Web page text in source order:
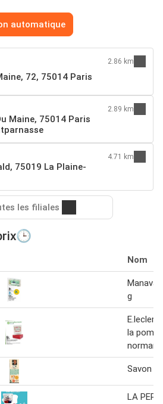
automatique
72, 75014 Paris
2.86 km
Maine, 75014 Paris
2.89 km
75019 La Plaine-
4.71 km
les filiales
Nom
Manava
g
E.leclerc
la
Savon
LA